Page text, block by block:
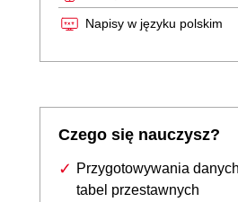
Napisy w języku polskim
Czego się nauczysz?
Przygotowywania
tabel przestawnych